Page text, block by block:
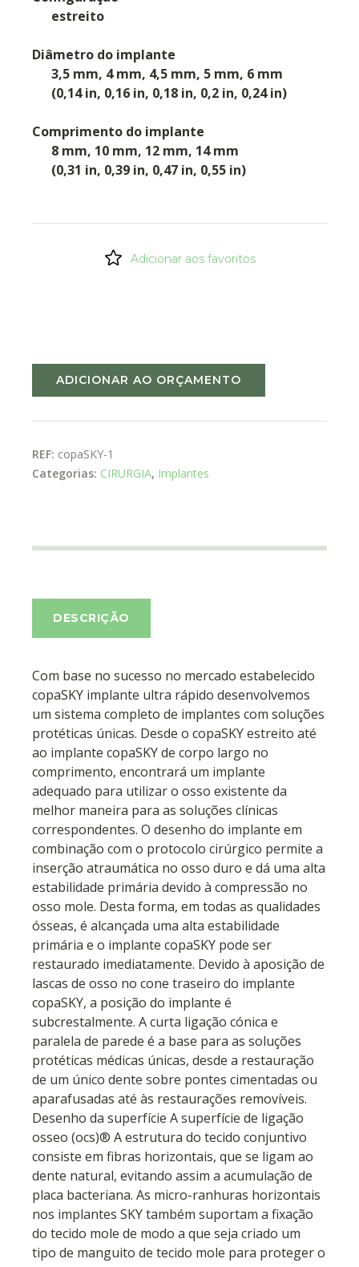
estreito
Diâmetro do implante
3,5 mm, 4 mm, 4,5 mm, 5 mm, 6 mm
(0,14 in, 0,16 in, 0,18 in, 0,2 in, 0,24 in)
Comprimento do implante
8 mm, 10 mm, 12 mm, 14 mm
(0,31 in, 0,39 in, 0,47 in, 0,55 in)
Adicionar aos favoritos
ADICIONAR AO ORÇAMENTO
REF: copaSKY-1
Categorias: CIRURGIA, Implantes
DESCRIÇÃO
Com base no sucesso no mercado estabelecido
copaSKY implante ultra rápido desenvolvemos
um sistema completo de implantes com soluções
protéticas únicas. Desde o copaSKY estreito até
ao implante copaSKY de corpo largo no
comprimento, encontrará um implante
adequado para utilizar o osso existente da
melhor maneira para as soluções clínicas
correspondentes. O desenho do implante em
combinação com o protocolo cirúrgico permite a
inserção atraumática no osso duro e dá uma alta
estabilidade primária devido à compressão no
osso mole. Desta forma, em todas as qualidades
ósseas, é alcançada uma alta estabilidade
primária e o implante copaSKY pode ser
restaurado imediatamente. Devido à aposição de
lascas de osso no cone traseiro do implante
copaSKY, a posição do implante é
subcrestalmente. A curta ligação cónica e
paralela de parede é a base para as soluções
protéticas médicas únicas, desde a restauração
de um único dente sobre pontes cimentadas ou
aparafusadas até às restaurações removíveis.
Desenho da superfície A superfície de ligação
osseo (ocs)® A estrutura do tecido conjuntivo
consiste em fibras horizontais, que se ligam ao
dente natural, evitando assim a acumulação de
placa bacteriana. As micro-ranhuras horizontais
nos implantes SKY também suportam a fixação
do tecido mole de modo a que seja criado um
tipo de manguito de tecido mole para proteger o